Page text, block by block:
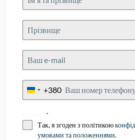
Ukraine
+380
Consent*
Так, я згоден з політикою
умовами та положеннями.